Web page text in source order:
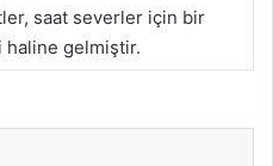
saat severler için bir
haline gelmiştir.